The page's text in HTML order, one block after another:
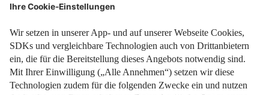
Wärme kommt nicht an? Mit einem Trick wird’s schnell
gemütlich – und das spart bares Geld.
Weiterlesen